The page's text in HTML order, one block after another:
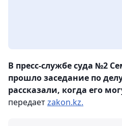
В пресс-службе суда №2
прошло заседание по
рассказали, когда его
передаетzakon.kz.